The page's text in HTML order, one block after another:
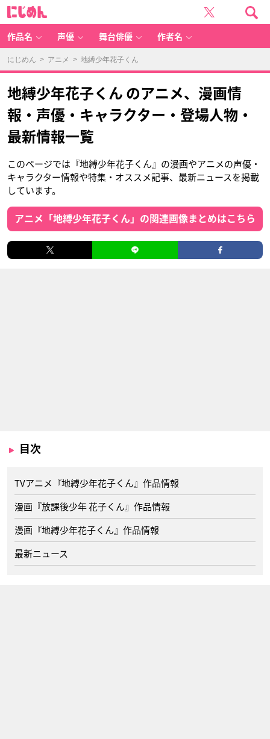
作品名 声優 舞台俳優 作者名
にじめん > アニメ > 地縛少年花子くん
地縛少年花子くん のアニメ、漫画情
報・声優・キャラクター・登場人物・
最新情報一覧
このページでは『地縛少年花子くん』の漫画やアニメの声優・
キャラクター情報や特集・オススメ記事、最新ニュースを掲載
しています。
アニメ「地縛少年花子くん」の関連画像まとめはこちら
目次
TVアニメ『地縛少年花子くん』作品情報
漫画『放課後少年 花子くん』作品情報
漫画『地縛少年花子くん』作品情報
最新ニュース